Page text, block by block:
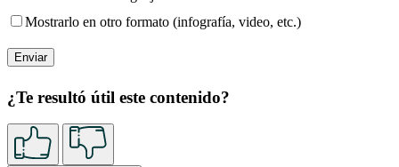
Mostrarlo en otro formato (infografía, video, etc.)
¿Te resultó útil este contenido?